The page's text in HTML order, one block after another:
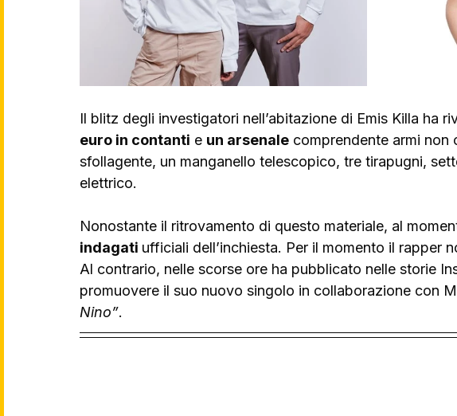
Il blitz degli investigatori nell’abitazione di Emis Killa ha
euro in contanti e un arsenale comprendente armi non
sfollagente, un manganello telescopico, tre tirapugni,
elettrico.
Nonostante il ritrovamento di questo materiale, al
indagati ufficiali dell’inchiesta. Per il momento il rapper
Al contrario, nelle scorse ore ha pubblicato nelle storie
promuovere il suo nuovo singolo in collaborazione con
Nino”.